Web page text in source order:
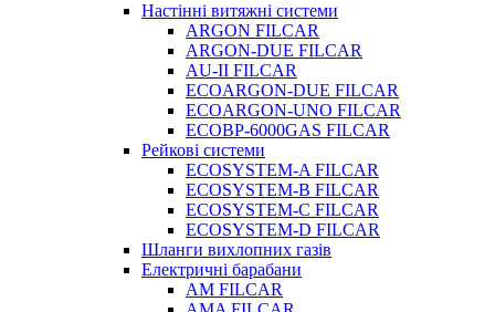
Настінні витяжні системи
ARGON FILCAR
ARGON-DUE FILCAR
AU-II FILCAR
ECOARGON-DUE FILCAR
ECOARGON-UNO FILCAR
ECOBP-6000GAS FILCAR
Рейкові системи
ECOSYSTEM-A FILCAR
ECOSYSTEM-B FILCAR
ECOSYSTEM-C FILCAR
ECOSYSTEM-D FILCAR
Шланги вихлопних газів
Електричні барабани
AM FILCAR